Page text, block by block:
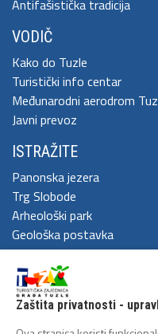
Antifašistička tradicija
VODIČ
Kako do Tuzle
Turistički info centar
Međunarodni aerodrom
Javni prevoz
ISTRAŽITE
Panonska jezera
Trg Slobode
Arheološki park
Geološka postavka
DOŽIVITE
Festival Kaleidoskop
Cum Grano Salis
Ljeto u Tuzli
Zaštita privatnosti -